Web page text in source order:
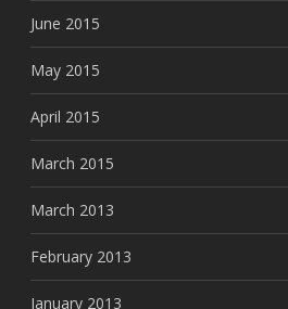
June 2015
May 2015
April 2015
March 2015
March 2013
February 2013
January 2013